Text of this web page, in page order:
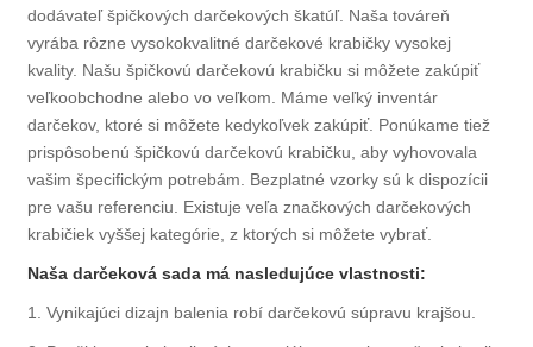
dodávateľ špičkových darčekových škatúľ. Naša továreň
vyrába rôzne vysokokvalitné darčekové krabičky vysokej
kvality. Našu špičkovú darčekovú krabičku si môžete zakúpiť
veľkoobchodne alebo vo veľkom. Máme veľký inventár
darčekov, ktoré si môžete kedykoľvek zakúpiť. Ponúkame tiež
prispôsobenú špičkovú darčekovú krabičku, aby vyhovovala
vašim špecifickým potrebám. Bezplatné vzorky sú k dispozícii
pre vašu referenciu. Existuje veľa značkových darčekových
krabičiek vyššej kategórie, z ktorých si môžete vybrať.
Naša darčeková sada má nasledujúce vlastnosti:
1. Vynikajúci dizajn balenia robí darčekovú súpravu krajšou.